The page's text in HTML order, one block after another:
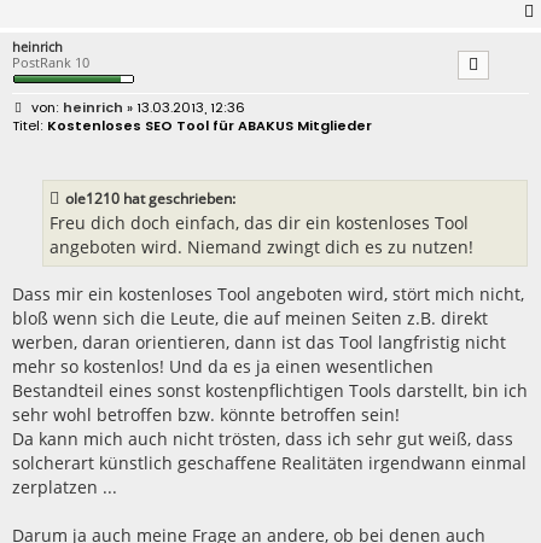
heinrich
PostRank 10
B
e
heinrich » 13.03.2013, 12:36
Kostenloses SEO Tool für ABAKUS Mitglieder
ole1210 hat geschrieben:
Freu dich doch einfach, das dir ein kostenloses Tool
angeboten wird. Niemand zwingt dich es zu nutzen!
Dass mir ein kostenloses Tool angeboten wird, stört mich nicht,
bloß wenn sich die Leute, die auf meinen Seiten z.B. direkt
werben, daran orientieren, dann ist das Tool langfristig nicht
mehr so kostenlos! Und da es ja einen wesentlichen
Bestandteil eines sonst kostenpflichtigen Tools darstellt, bin ich
sehr wohl betroffen bzw. könnte betroffen sein!
Da kann mich auch nicht trösten, dass ich sehr gut weiß, dass
solcherart künstlich geschaffene Realitäten irgendwann einmal
zerplatzen ...
Darum ja auch meine Frage an andere, ob bei denen auch